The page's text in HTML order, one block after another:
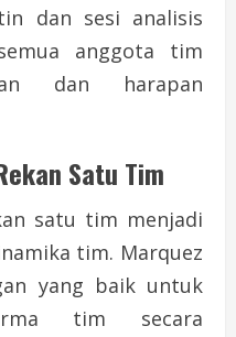
dan sesi analisis
anggota tim
dan harapan
Satu Tim
satu tim menjadi
tim. Marquez
yang baik untuk
tim secara